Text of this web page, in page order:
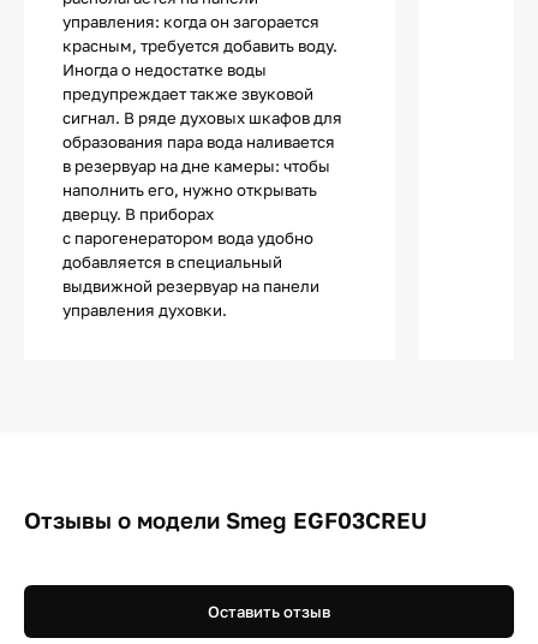
управления: когда он загорается
красным, требуется добавить воду.
Иногда о недостатке воды
предупреждает также звуковой
сигнал. В ряде духовых шкафов для
образования пара вода наливается
в резервуар на дне камеры: чтобы
наполнить его, нужно открывать
дверцу. В приборах
с парогенератором вода удобно
добавляется в специальный
выдвижной резервуар на панели
управления духовки.
Отзывы о модели Smeg EGF03CREU
Оставить отзыв